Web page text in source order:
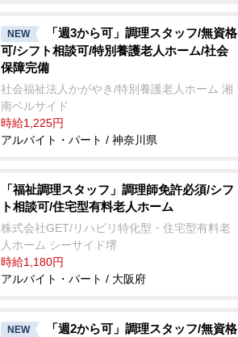
NEW
「週3から可」調理スタッフ/無資格
可/シフト相談可/特別養護老人ホーム/社会
保障完備
社会福祉法人かがやき/特別養護老人ホーム 湘
南ベルサイド
時給1,225円
アルバイト・パート / 神奈川県
「福祉調理スタッフ」調理師免許必須/シフ
ト相談可/住宅型有料老人ホーム
株式会社GET/リハビリ特化型・住宅型有料老
人ホーム シーサイド堺
時給1,180円
アルバイト・パート / 大阪府
NEW
「週2から可」調理スタッフ/無資格